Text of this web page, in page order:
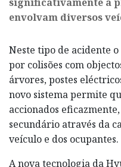
envolvam diversos
Neste tipo de acidente
por colisões com
árvores, postes
novo sistema permite
accionados
secundário através da
veículo e dos ocupantes.
A nova tecnologia da